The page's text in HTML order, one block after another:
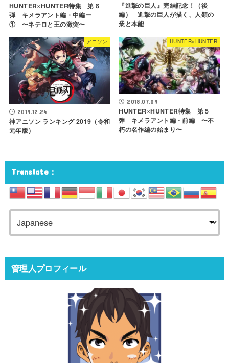
HUNTER×HUNTER特集 第６
弾 キメラアント編・中編ー
① 〜ネテロと王の激突〜
『進撃の巨人』完結記念！（後
編） 進撃の巨人が描く、人類の
業と本能
アニソン
2019.12.24
神アニソン ランキング 2019（令和
元年版）
HUNTER×HUNTER
2018.07.09
HUNTER×HUNTER特集 第５
弾 キメラアント編・前編 〜不
朽の名作編の始まり〜
Translate：
管理人プロフィール